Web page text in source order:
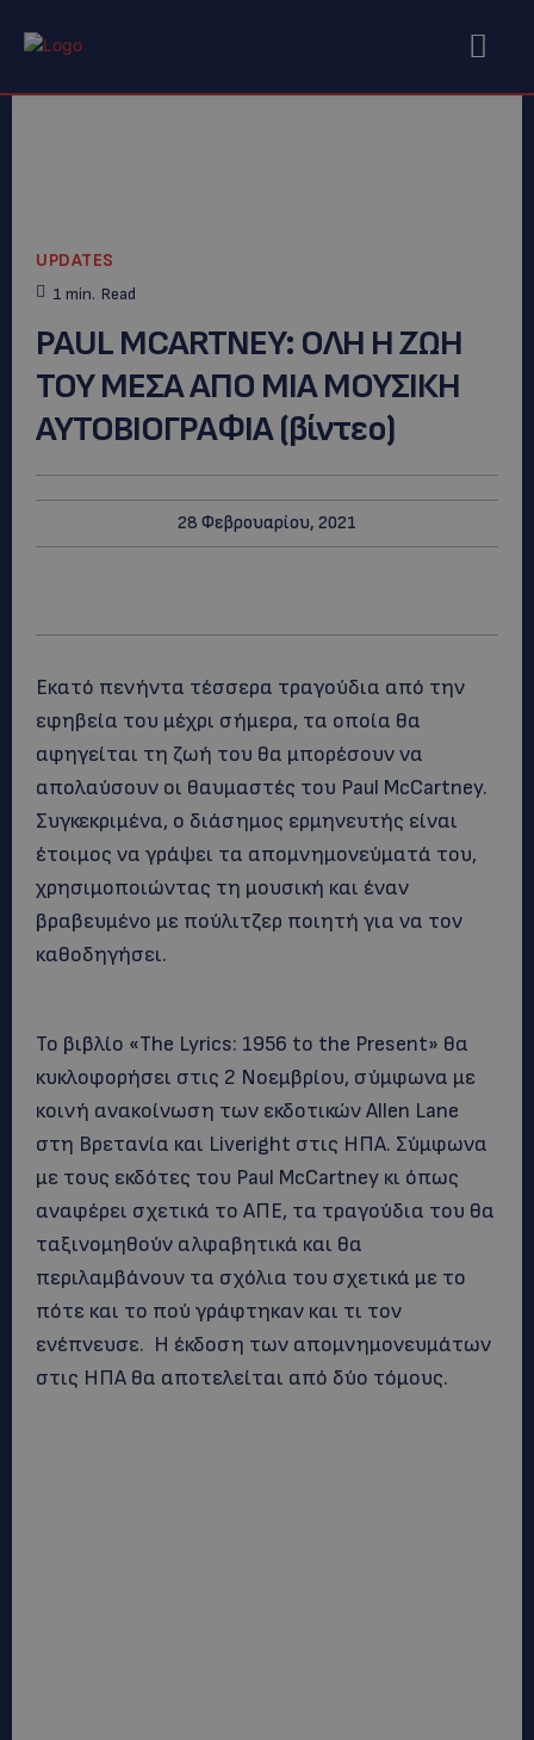
UPDATES
1 min. Read
PAUL MCARTNEY: ΟΛΗ Η ΖΩΗ
ΤΟΥ ΜΕΣΑ ΑΠΟ ΜΙΑ ΜΟΥΣΙΚΗ
ΑΥΤΟΒΙΟΓΡΑΦΙΑ (βίντεο)
28 Φεβρουαρίου, 2021
Εκατό πενήντα τέσσερα τραγούδια από την
εφηβεία του μέχρι σήμερα, τα οποία θα
αφηγείται τη ζωή του θα μπορέσουν να
απολαύσουν οι θαυμαστές του Paul McCartney.
Συγκεκριμένα, ο διάσημος ερμηνευτής είναι
έτοιμος να γράψει τα απομνημονεύματά του,
χρησιμοποιώντας τη μουσική και έναν
βραβευμένο με πούλιτζερ ποιητή για να τον
καθοδηγήσει.
Το βιβλίο «The Lyrics: 1956 to the Present» θα
κυκλοφορήσει στις 2 Νοεμβρίου, σύμφωνα με
κοινή ανακοίνωση των εκδοτικών Allen Lane
στη Βρετανία και Liveright στις ΗΠΑ. Σύμφωνα
με τους εκδότες του Paul McCartney κι όπως
αναφέρει σχετικά το ΑΠΕ, τα τραγούδια του θα
ταξινομηθούν αλφαβητικά και θα
περιλαμβάνουν τα σχόλια του σχετικά με το
πότε και το πού γράφτηκαν και τι τον
ενέπνευσε. Η έκδοση των απομνημονευμάτων
στις ΗΠΑ θα αποτελείται από δύο τόμους.